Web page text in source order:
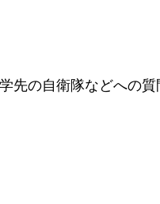
の自衛隊などへの